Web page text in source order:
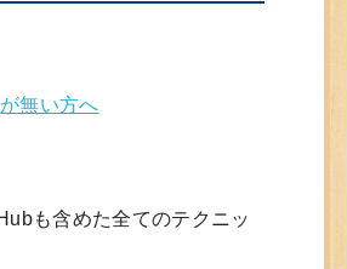
無い方へ
も含めた全てのテクニッ